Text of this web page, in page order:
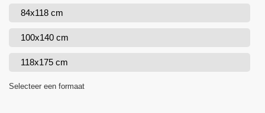
84x118 cm
100x140 cm
118x175 cm
Selecteer een formaat